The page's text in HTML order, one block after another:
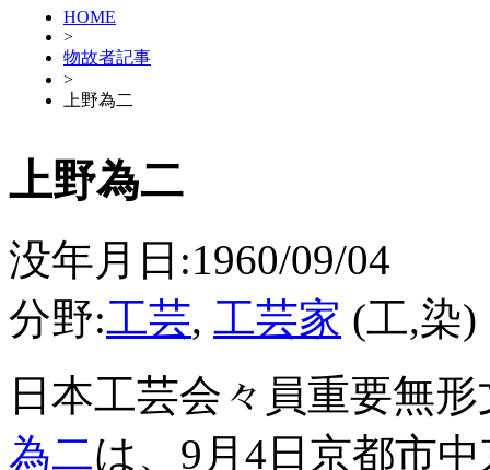
HOME
>
物故者記事
>
上野為二
上野為二
没年月日:1960/09/04
分野:工芸, 工芸家 (工,染)
日本工芸会々員重要無
為二は、9月4日京都市